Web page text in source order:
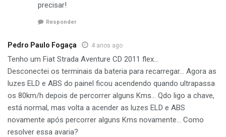
precisar!
Responder
Pedro Paulo Fogaça 4 anos ago
Tenho um Fiat Strada Aventure CD 2011 flex…
Desconectei os terminais da bateria para recarregar… Agora as
luzes ELD e ABS do painel ficou acendendo quando ultrapassa
os 80km/h depois de percorrer alguns Kms… Qdo ligo a chave,
está normal, mas volta a acender as luzes ELD e ABS
novamente após percorrer alguns Kms novamente… Como
resolver essa avaria?